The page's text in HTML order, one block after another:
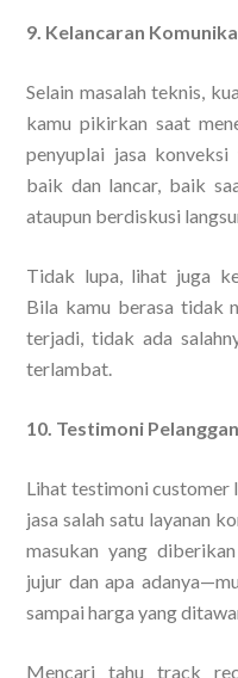
9. Kelancaran
Selain masalah teknis,
kamu pikirkan saat
penyuplai jasa
baik dan lancar, baik
ataupun berdiskusi
Tidak lupa, lihat juga
Bila kamu berasa tidak
terjadi, tidak ada
terlambat.
10. Testimoni Pelanggan
Lihat testimoni customer
jasa salah satu layanan
masukan yang
jujur dan apa
sampai harga yang
Mencari tahu track